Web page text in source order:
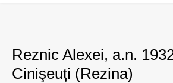
Reznic Alexei, a.n.
Cinişeuți (Rezina)